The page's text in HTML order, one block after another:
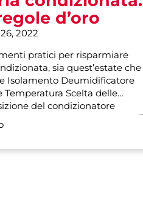
d’oro
2022
pratici per risparmiare
sia quest’estate che
Isolamento Deumidificatore
Temperatura Scelta delle
del condizionatore
ed eco Filtri e
Timer